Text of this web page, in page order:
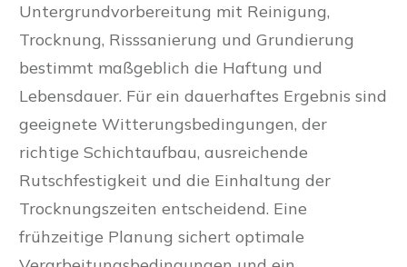
Untergrundvorbereitung mit Reinigung,
Trocknung, Risssanierung und Grundierung
bestimmt maßgeblich die Haftung und
Lebensdauer. Für ein dauerhaftes Ergebnis sind
geeignete Witterungsbedingungen, der
richtige Schichtaufbau, ausreichende
Rutschfestigkeit und die Einhaltung der
Trocknungszeiten entscheidend. Eine
frühzeitige Planung sichert optimale